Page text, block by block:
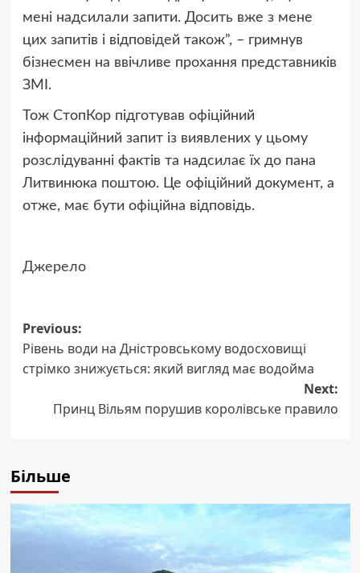
мені надсилали запити. Досить вже з мене
цих запитів і відповідей також”, – гримнув
бізнесмен на ввічливе прохання представників
ЗМІ.
Тож СтопКор підготував офіційний
інформаційний запит із виявлених у цьому
розслідуванні фактів та надсилає їх до пана
Литвинюка поштою. Це офіційний документ, а
отже, має бути офіційна відповідь.
Джерело
Post
navigation
Previous:
Рівень води на Дністровському водосховищі
стрімко знижується: який вигляд має водойма
Next:
Принц Вільям порушив королівське правило
Більше